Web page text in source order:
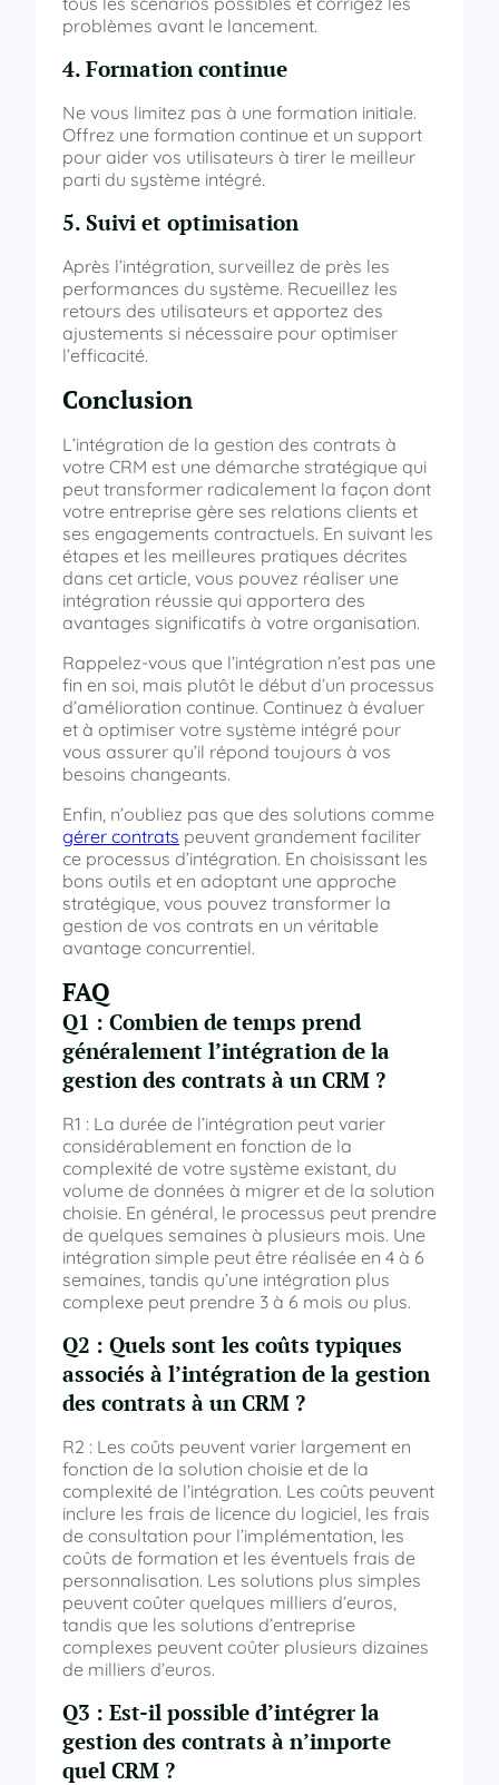
problèmes avant le lancement.
4. Formation continue
Ne vous limitez pas à une formation initiale.
Offrez une formation continue et un support
pour aider vos utilisateurs à tirer le meilleur
parti du système intégré.
5. Suivi et optimisation
Après l’intégration, surveillez de près les
performances du système. Recueillez les
retours des utilisateurs et apportez des
ajustements si nécessaire pour optimiser
l’efficacité.
Conclusion
L’intégration de la gestion des contrats à
votre CRM est une démarche stratégique qui
peut transformer radicalement la façon dont
votre entreprise gère ses relations clients et
ses engagements contractuels. En suivant les
étapes et les meilleures pratiques décrites
dans cet article, vous pouvez réaliser une
intégration réussie qui apportera des
avantages significatifs à votre organisation.
Rappelez-vous que l’intégration n’est pas une
fin en soi, mais plutôt le début d’un processus
d’amélioration continue. Continuez à évaluer
et à optimiser votre système intégré pour
vous assurer qu’il répond toujours à vos
besoins changeants.
Enfin, n’oubliez pas que des solutions comme
gérer contrats peuvent grandement faciliter
ce processus d’intégration. En choisissant les
bons outils et en adoptant une approche
stratégique, vous pouvez transformer la
gestion de vos contrats en un véritable
avantage concurrentiel.
FAQ
Q1 : Combien de temps prend
généralement l’intégration de la
gestion des contrats à un CRM ?
R1 : La durée de l’intégration peut varier
considérablement en fonction de la
complexité de votre système existant, du
volume de données à migrer et de la solution
choisie. En général, le processus peut prendre
de quelques semaines à plusieurs mois. Une
intégration simple peut être réalisée en 4 à 6
semaines, tandis qu’une intégration plus
complexe peut prendre 3 à 6 mois ou plus.
Q2 : Quels sont les coûts typiques
associés à l’intégration de la gestion
des contrats à un CRM ?
R2 : Les coûts peuvent varier largement en
fonction de la solution choisie et de la
complexité de l’intégration. Les coûts peuvent
inclure les frais de licence du logiciel, les frais
de consultation pour l’implémentation, les
coûts de formation et les éventuels frais de
personnalisation. Les solutions plus simples
peuvent coûter quelques milliers d’euros,
tandis que les solutions d’entreprise
complexes peuvent coûter plusieurs dizaines
de milliers d’euros.
Q3 : Est-il possible d’intégrer la
gestion des contrats à n’importe
quel CRM ?